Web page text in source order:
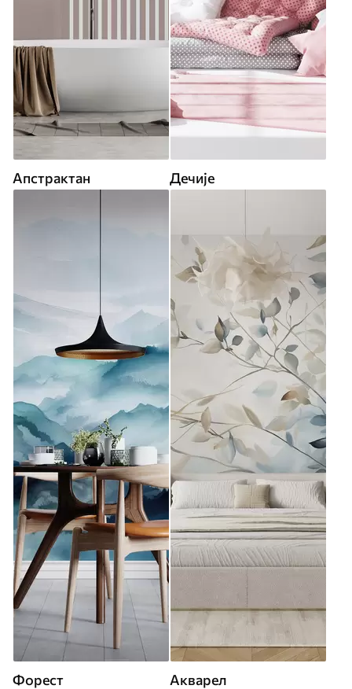
Апстрактан Дечије
Форест Акварел